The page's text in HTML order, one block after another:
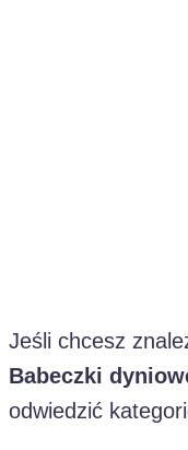
Jeśli chcesz
Babeczki
odwiedzić